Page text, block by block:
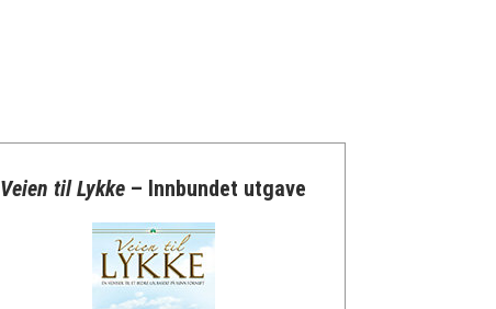
Veien til Lykke – Innbundet utgave